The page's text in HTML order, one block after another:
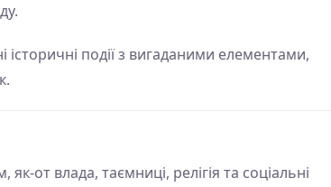
події з вигаданими елементами,
от влада, таємниці, релігія та соціальні